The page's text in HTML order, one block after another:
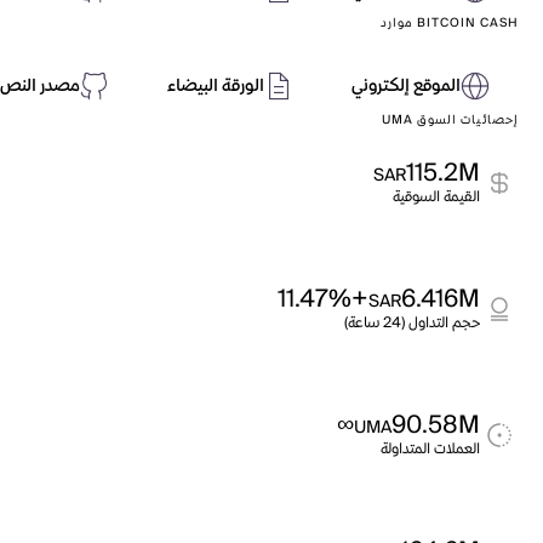
BITCOIN CASH موارد
الموقع إلكتروني الورقة البيضاء مصدر النص
إحصائيات السوق UMA
115.2M
SAR
القيمة السوقية
6.416M
SAR
+11.47%
حجم التداول (24 ساعة)
90.58M
UMA
∞
العملات المتداولة